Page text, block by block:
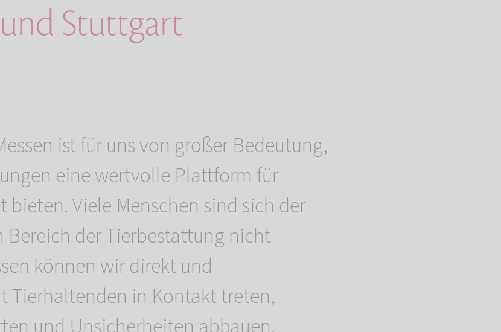
Stuttgart
ist für uns von großer Bedeutung,
eine wertvolle Plattform für
bieten. Viele Menschen sind sich der
der Tierbestattung nicht
können wir direkt und
Tierhaltenden in Kontakt treten,